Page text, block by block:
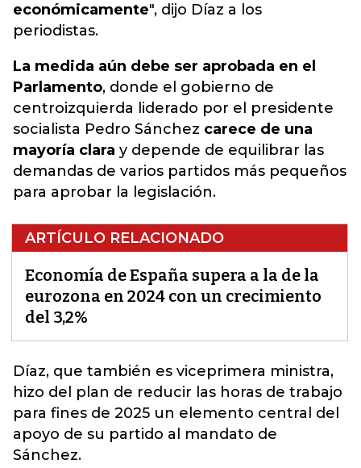
económicamente", dijo Díaz a los
periodistas.
La medida aún debe ser aprobada en el
Parlamento, donde el gobierno de
centroizquierda liderado por el presidente
socialista Pedro Sánchez carece de una
mayoría clara y depende de equilibrar las
demandas de varios partidos más pequeños
para aprobar la legislación.
ARTÍCULO RELACIONADO
Economía de España supera a la de la
eurozona en 2024 con un crecimiento
del 3,2%
Díaz, que también es viceprimera ministra,
hizo del plan de reducir las horas de trabajo
para fines de 2025 un elemento central del
apoyo de su partido al mandato de
Sánchez.